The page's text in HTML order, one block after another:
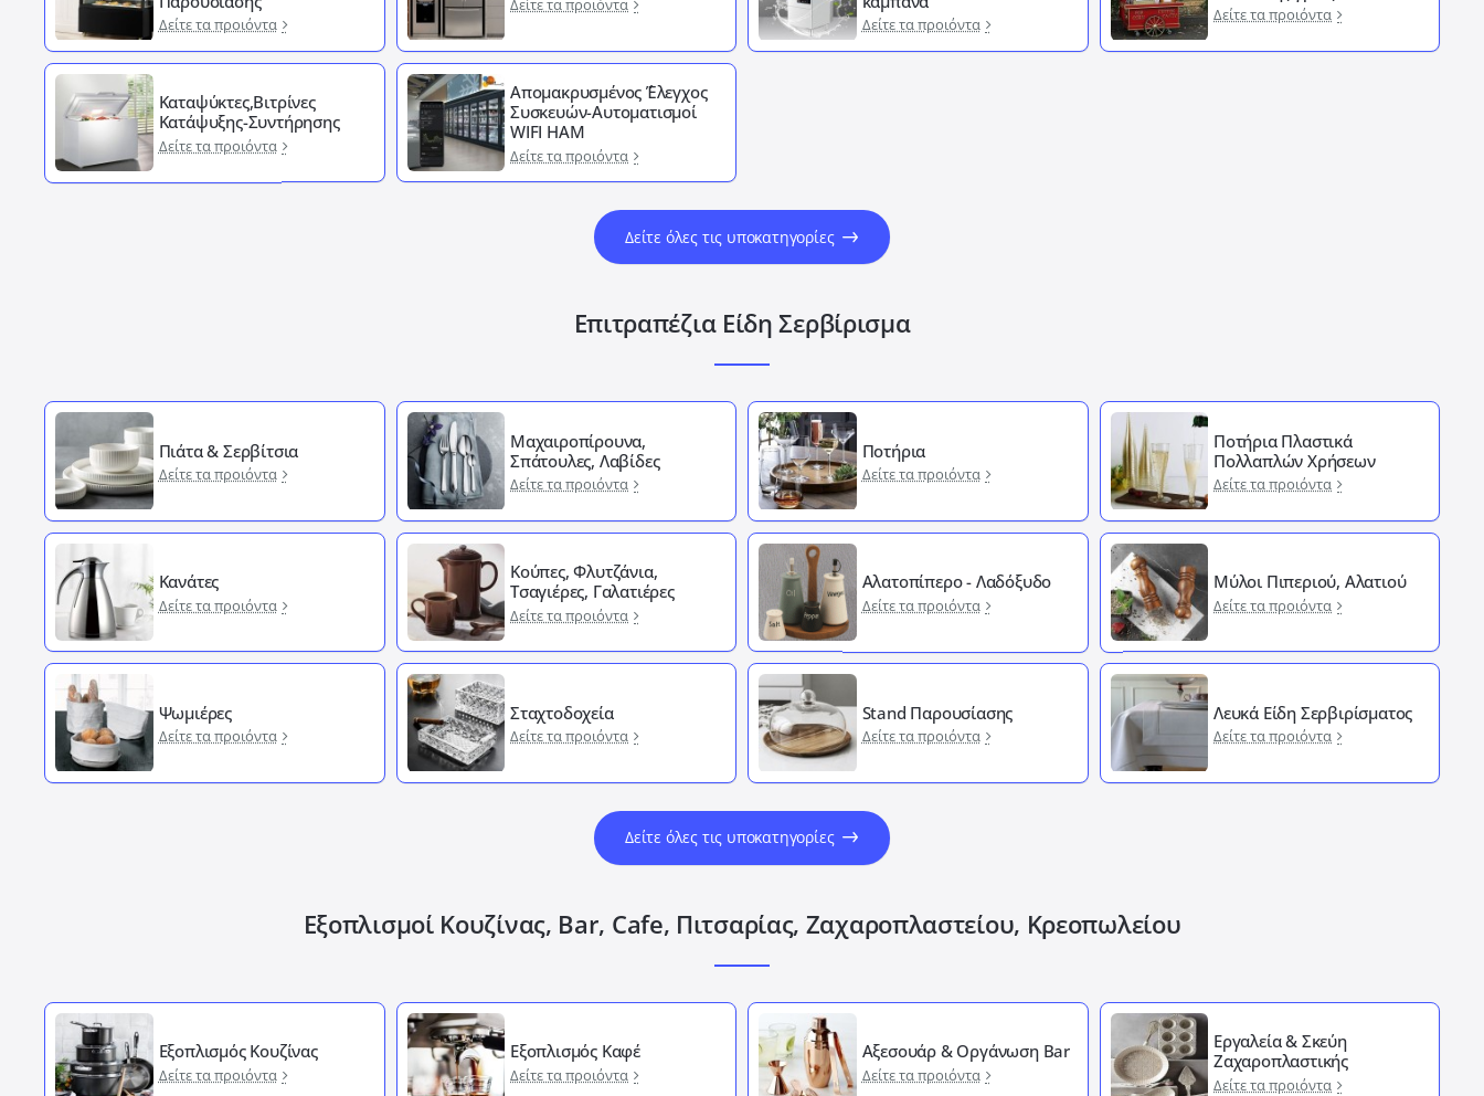
Δείτε τα προιόντα
Δείτε τα προιόντα
Δείτε τα προιόντα Δείτε τα προιόντα
Καταψύκτες,Βιτρίνες
Κατάψυξης-Συντήρησης
Δείτε τα προιόντα
Απομακρυσμένος ΄Έλεγχος
Συσκευών-Αυτοματισμοί
WIFI HAM
Δείτε τα προιόντα
Δείτε όλες τις υποκατηγορίες
Επιτραπέζια Είδη Σερβίρισμα
Πιάτα & Σερβίτσια
Δείτε τα προιόντα
Μαχαιροπίρουνα,
Σπάτουλες, Λαβίδες
Δείτε τα προιόντα
Ποτήρια
Δείτε τα προιόντα
Ποτήρια Πλαστικά
Πολλαπλών Χρήσεων
Δείτε τα προιόντα
Κανάτες
Δείτε τα προιόντα
Κούπες, Φλυτζάνια,
Τσαγιέρες, Γαλατιέρες
Δείτε τα προιόντα
Αλατοπίπερο - Λαδόξυδο
Δείτε τα προιόντα
Μύλοι Πιπεριού, Αλατιού
Δείτε τα προιόντα
Ψωμιέρες
Δείτε τα προιόντα
Σταχτοδοχεία
Δείτε τα προιόντα
Stand Παρουσίασης
Δείτε τα προιόντα
Λευκά Είδη Σερβιρίσματος
Δείτε τα προιόντα
Δείτε όλες τις υποκατηγορίες
Εξοπλισμοί Κουζίνας, Bar, Cafe, Πιτσαρίας, Ζαχαροπλαστείου, Κρεοπωλείου
Εξοπλισμός Κουζίνας
Δείτε τα προιόντα
Εξοπλισμός Καφέ
Δείτε τα προιόντα
Αξεσουάρ & Οργάνωση Bar
Δείτε τα προιόντα
Εργαλεία & Σκεύη
Ζαχαροπλαστικής
Δείτε τα προιόντα